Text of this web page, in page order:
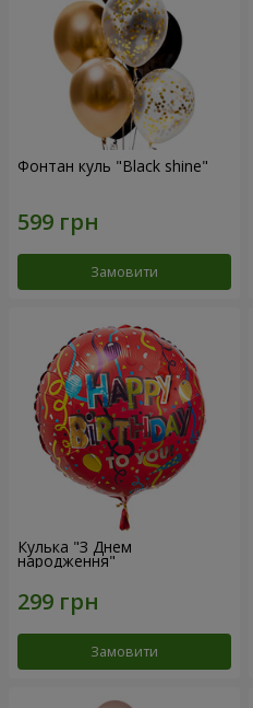
Фонтан куль "Black shine"
Замовити
Кулька "З Днем
народження"
Замовити